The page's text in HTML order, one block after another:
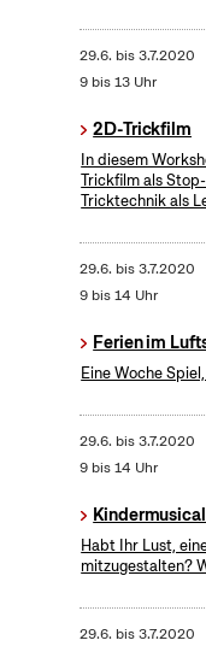
29.6. bis3.7.2020
9 bis 13 Uhr
2D-Trickfilm
In diesem
Trickfilm als
Tricktechnik als
29.6. bis3.7.2020
9 bis 14 Uhr
Ferien im
Eine Woche
29.6. bis3.7.2020
9 bis 14 Uhr
Habt Ihr Lust,
mitzugestalten?
29.6. bis3.7.2020